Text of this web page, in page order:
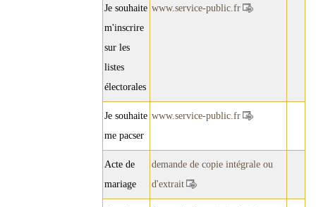
Je souhaite
m'inscrire
sur les
listes
électorales
www.service-public.fr
Je souhaite
me pacser
www.service-public.fr
Acte de
mariage
demande de copie intégrale ou
d'extrait